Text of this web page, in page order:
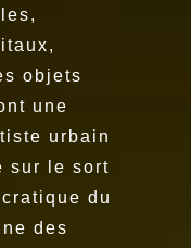
objets
une
urbain
sur le sort
du
des